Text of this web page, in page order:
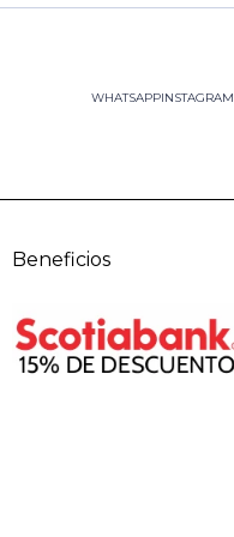
WHATSAPPINSTAGRAM
Beneficios